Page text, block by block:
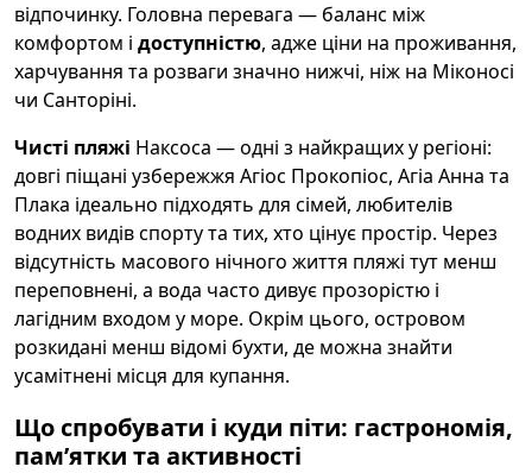
відпочинку. Головна перевага — баланс між
комфортом і доступністю, адже ціни на проживання,
харчування та розваги значно нижчі, ніж на Міконосі
чи Санторіні.
Чисті пляжі Наксоса — одні з найкращих у регіоні:
довгі піщані узбережжя Агiос Прокопіос, Агiа Анна та
Плака ідеально підходять для сімей, любителів
водних видів спорту та тих, хто цінує простір. Через
відсутність масового нічного життя пляжі тут менш
переповнені, а вода часто дивує прозорістю і
лагідним входом у море. Окрім цього, островом
розкидані менш відомі бухти, де можна знайти
усамітнені місця для купання.
Що спробувати і куди піти: гастрономія,
пам’ятки та активності